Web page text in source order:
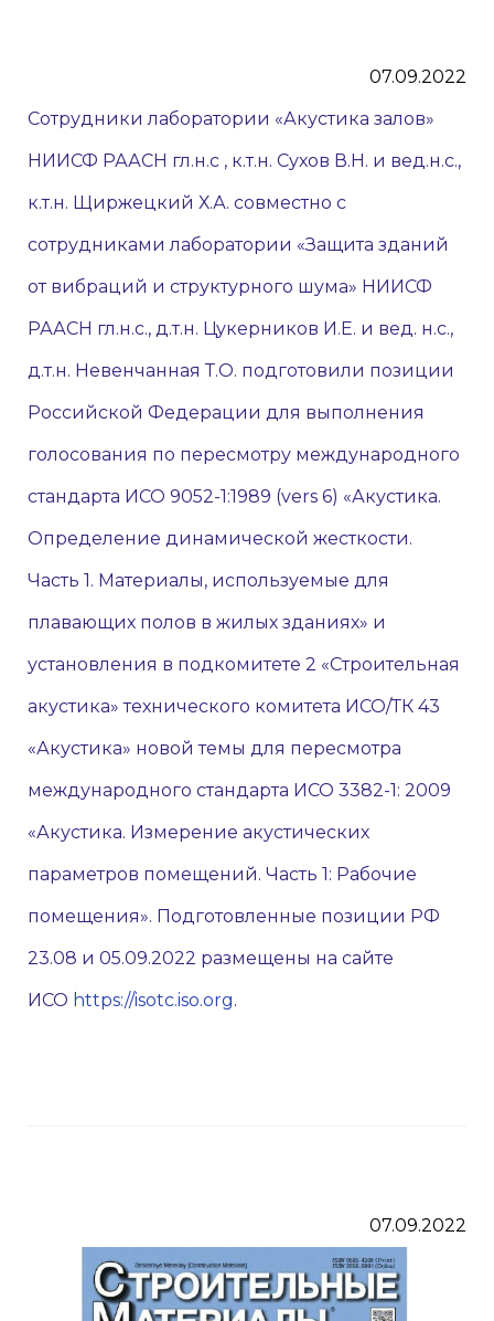
07.09.2022
Сотрудники лаборатории «Акустика залов»
НИИСФ РААСН гл.н.с , к.т.н. Сухов В.Н. и вед.н.с.,
к.т.н. Щиржецкий Х.А. совместно с
сотрудниками лаборатории «Защита зданий
от вибраций и структурного шума» НИИСФ
РААСН гл.н.с., д.т.н. Цукерников И.Е. и вед. н.с.,
д.т.н. Невенчанная Т.О. подготовили позиции
Российской Федерации для выполнения
голосования по пересмотру международного
стандарта ИСО 9052-1:1989 (vers 6) «Акустика.
Определение динамической жесткости.
Часть 1. Материалы, используемые для
плавающих полов в жилых зданиях» и
установления в подкомитете 2 «Строительная
акустика» технического комитета ИСО/ТК 43
«Акустика» новой темы для пересмотра
международного стандарта ИСО 3382-1: 2009
«Акустика. Измерение акустических
параметров помещений. Часть 1: Рабочие
помещения». Подготовленные позиции РФ
23.08 и 05.09.2022 размещены на сайте
ИСО https://isotc.iso.org.
07.09.2022